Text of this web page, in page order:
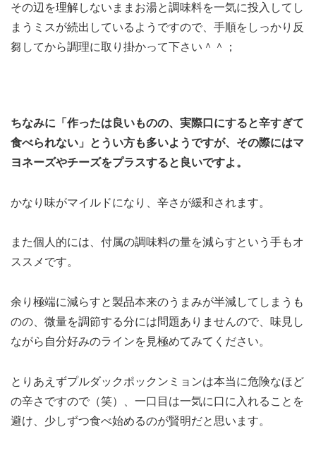
その辺を理解しないままお湯と調味料を一気に投入してし
まうミスが続出しているようですので、手順をしっかり反
芻してから調理に取り掛かって下さい＾＾；
ちなみに「作ったは良いものの、実際口にすると辛すぎて
食べられない」とうい方も多いようですが、その際にはマ
ヨネーズやチーズをプラスすると良いですよ。
かなり味がマイルドになり、辛さが緩和されます。
また個人的には、付属の調味料の量を減らすという手もオ
ススメです。
余り極端に減らすと製品本来のうまみが半減してしまうも
のの、微量を調節する分には問題ありませんので、味見し
ながら自分好みのラインを見極めてみてください。
とりあえずプルダックポックンミョンは本当に危険なほど
の辛さですので（笑）、一口目は一気に口に入れることを
避け、少しずつ食べ始めるのが賢明だと思います。